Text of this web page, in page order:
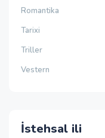
Romantika
Tarixi
Triller
Vestern
İstehsal ili